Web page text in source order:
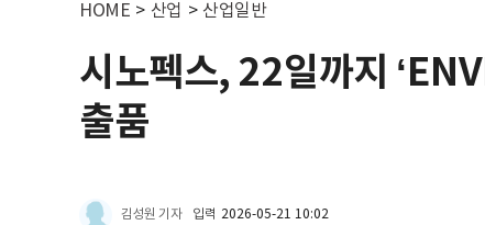
HOME > 산업 > 산업일반
시노펙스, 22일까지
출품
김성원 기자 입력 2026-05-21 10:02